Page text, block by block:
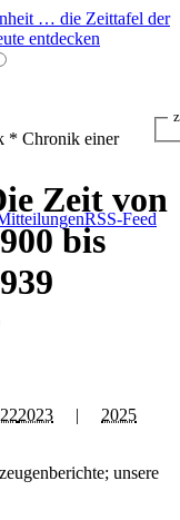
… die Zeittafel der
entdecken
* Chronik einer
RSS-Feed
2023 | 2025
unsere
Zeit von
bis